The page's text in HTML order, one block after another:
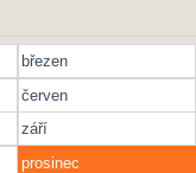
březen
červen
září
prosinec